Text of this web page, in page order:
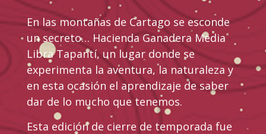
En las montañas de Cartago se esconde
un secreto… Hacienda Ganadera Media
Libra Tapantí, un lugar donde se
experimenta la aventura, la naturaleza y
en esta ocasión el aprendizaje de saber
dar de lo mucho que tenemos.
Esta edición de cierre de temporada fue